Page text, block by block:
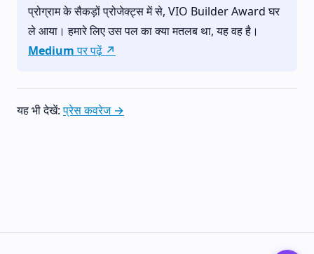
प्रोग्राम के सैकड़ों प्रोजेक्ट्स में से, VIO Builder Award घर
ले आया। हमारे लिए उस पल का क्या मतलब था, यह वह है।
Medium पर पढ़ें ↗
यह भी देखें:प्रेस कवरेज →